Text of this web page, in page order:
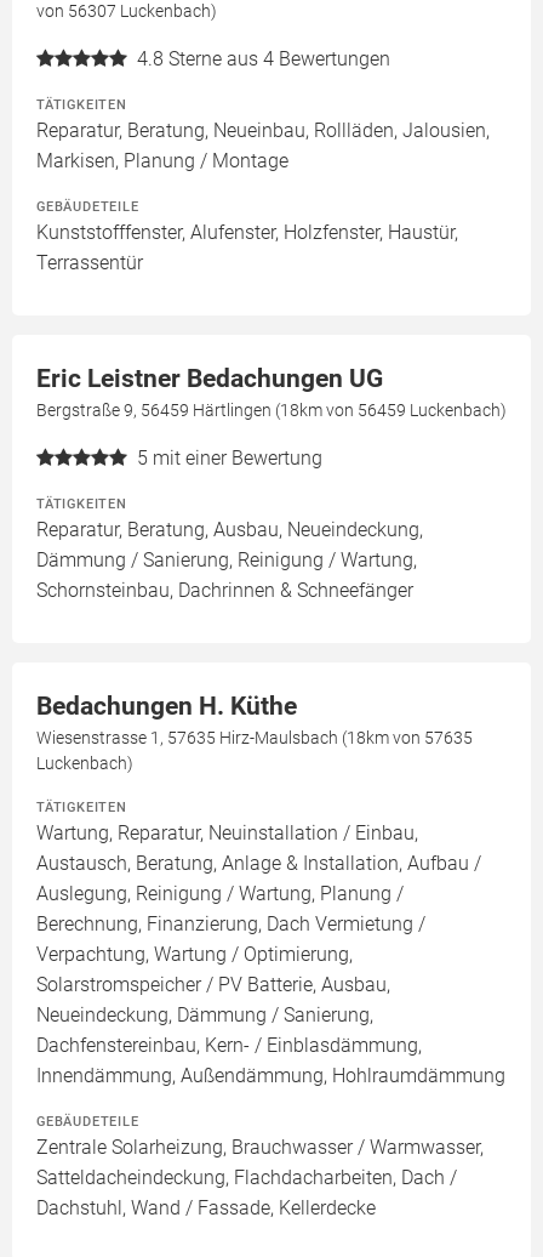
von 56307 Luckenbach)
4.8 Sterne aus 4 Bewertungen
TÄTIGKEITEN
Reparatur, Beratung, Neueinbau, Rollläden, Jalousien,
Markisen, Planung / Montage
GEBÄUDETEILE
Kunststofffenster, Alufenster, Holzfenster, Haustür,
Terrassentür
Eric Leistner Bedachungen UG
Bergstraße 9, 56459 Härtlingen (18km von 56459 Luckenbach)
5 mit einer Bewertung
TÄTIGKEITEN
Reparatur, Beratung, Ausbau, Neueindeckung,
Dämmung / Sanierung, Reinigung / Wartung,
Schornsteinbau, Dachrinnen & Schneefänger
Bedachungen H. Küthe
Wiesenstrasse 1, 57635 Hirz-Maulsbach (18km von 57635
Luckenbach)
TÄTIGKEITEN
Wartung, Reparatur, Neuinstallation / Einbau,
Austausch, Beratung, Anlage & Installation, Aufbau /
Auslegung, Reinigung / Wartung, Planung /
Berechnung, Finanzierung, Dach Vermietung /
Verpachtung, Wartung / Optimierung,
Solarstromspeicher / PV Batterie, Ausbau,
Neueindeckung, Dämmung / Sanierung,
Dachfenstereinbau, Kern- / Einblasdämmung,
Innendämmung, Außendämmung, Hohlraumdämmung
GEBÄUDETEILE
Zentrale Solarheizung, Brauchwasser / Warmwasser,
Satteldacheindeckung, Flachdacharbeiten, Dach /
Dachstuhl, Wand / Fassade, Kellerdecke